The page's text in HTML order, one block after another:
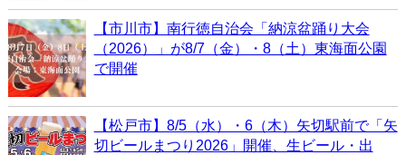
【市川市】南行徳自治会「納涼盆踊り大会
（2026）」が8/7（金）・8（土）東海面公園
で開催
【松戸市】8/5（水）・6（木）矢切駅前で「矢
切ビールまつり2026」開催、生ビール・出